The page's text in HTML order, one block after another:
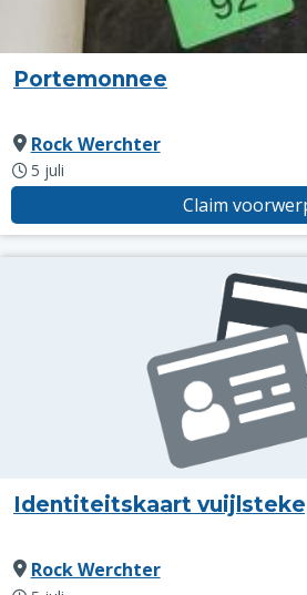
Portemonnee
Rock Werchter
5 juli
Claim
Identiteitskaart
Rock Werchter